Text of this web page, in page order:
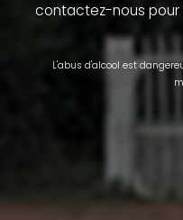
contactez-nous pour
L'abus d'alcool est